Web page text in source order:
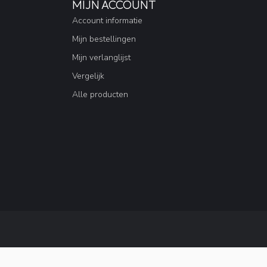
MIJN ACCOUNT
Account informatie
Mijn bestellingen
Mijn verlanglijst
Vergelijk
Alle producten